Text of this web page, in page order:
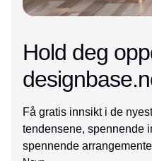
Hold deg
Få gratis innsikt i de
tendensene, spennende
spennende